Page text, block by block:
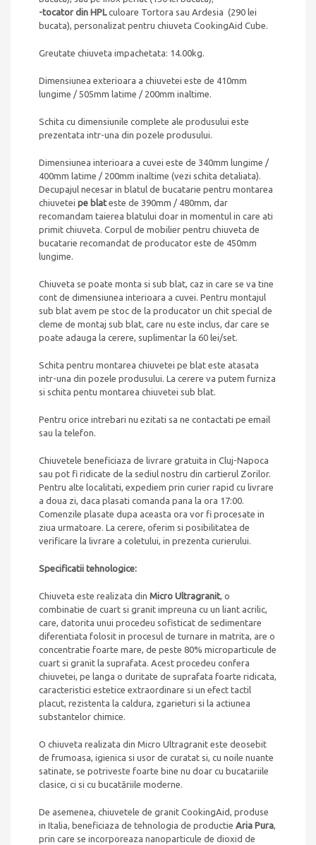
-tocator din HPLculoare Tortora sau Ardesia (290 lei
bucata), personalizat pentru chiuveta CookingAid Cube.
Greutate chiuveta impachetata: 14.00kg.
Dimensiunea exterioara a chiuvetei este de 410mm
lungime / 505mm latime / 200mm inaltime.
Schita cu dimensiunile complete ale produsului este
prezentata intr-una din pozele produsului.
Dimensiunea interioara a cuvei este de 340mm lungime /
400mm latime / 200mm inaltime (vezi schita detaliata).
Decupajul necesar in blatul de bucatarie pentru montarea
chiuvetei pe blateste de 390mm / 480mm, dar
recomandam taierea blatului doar in momentul in care ati
primit chiuveta. Corpul de mobilier pentru chiuveta de
bucatarie recomandat de producator este de 450mm
lungime.
Chiuveta se poate monta si sub blat, caz in care se va tine
cont de dimensiunea interioara a cuvei. Pentru montajul
sub blat avem pe stoc de la producator un chit special de
cleme de montaj sub blat, care nu este inclus, dar care se
poate adauga la cerere, suplimentar la 60 lei/set.
Schita pentru montarea chiuvetei pe blat este atasata
intr-una din pozele produsului. La cerere va putem furniza
si schita pentu montarea chiuvetei sub blat.
Pentru orice intrebari nu ezitati sa ne contactati pe email
sau la telefon.
Chiuvetele beneficiaza de livrare gratuita in Cluj-Napoca
sau pot fi ridicate de la sediul nostru din cartierul Zorilor.
Pentru alte localitati, expediem prin curier rapid cu livrare
a doua zi, daca plasati comanda pana la ora 17:00.
Comenzile plasate dupa aceasta ora vor fi procesate in
ziua urmatoare. La cerere, oferim si posibilitatea de
verificare la livrare a coletului, in prezenta curierului.
Specificatii tehnologice:
Chiuveta este realizata din Micro Ultragranit, o
combinatie de cuart si granit impreuna cu un liant acrilic,
care, datorita unui procedeu sofisticat de sedimentare
diferentiata folosit in procesul de turnare in matrita, are o
concentratie foarte mare, de peste 80% microparticule de
cuart si granit la suprafata. Acest procedeu confera
chiuvetei, pe langa o duritate de suprafata foarte ridicata,
caracteristici estetice extraordinare si un efect tactil
placut, rezistenta la caldura, zgarieturi si la actiunea
substantelor chimice.
O chiuveta realizata din Micro Ultragranit este deosebit
de frumoasa, igienica si usor de curatat si, cu noile nuante
satinate, se potriveste foarte bine nu doar cu bucatariile
clasice, ci si cu bucatăriile moderne.
De asemenea, chiuvetele de granit CookingAid, produse
in Italia, beneficiaza de tehnologia de productie Aria Pura,
prin care se incorporeaza nanoparticule de dioxid de